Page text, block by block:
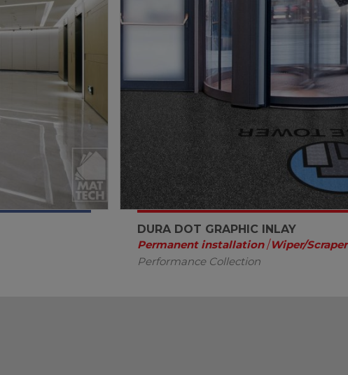
DURA DOT GRAPHIC INLAY
Permanent installation /Wiper/Scraper
Performance Collection